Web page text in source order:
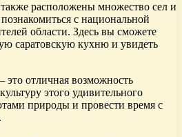
расположены множество сел и
с национальной
области. Здесь вы сможете
саратовскую кухню и увидеть
отличная возможность
этого удивительного
природы и провести время с